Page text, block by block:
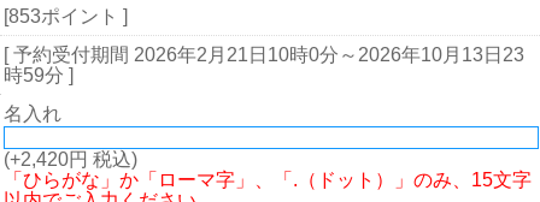
[853ポイント ]
[ 予約受付期間 2026年2月21日10時0分 ～ 2026年10月13日23
時59分 ]
名入れ
(+2,420円 税込)
「ひらがな」か「ローマ字」、「.（ドット）」のみ、15文字